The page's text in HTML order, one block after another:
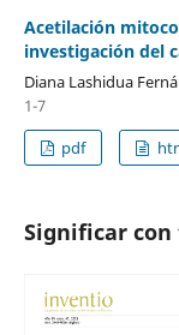
Acetilación
investigación del
Diana Lashidua
1-7
pdf
Significar